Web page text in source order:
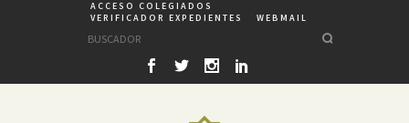
ACCESO COLEGIADOS
VERIFICADOR EXPEDIENTES
WEBMAIL